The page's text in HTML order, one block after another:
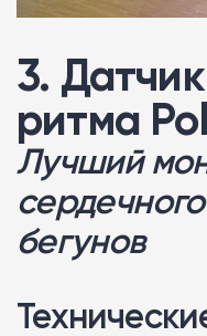
3.
ритма
Лучший
бегунов